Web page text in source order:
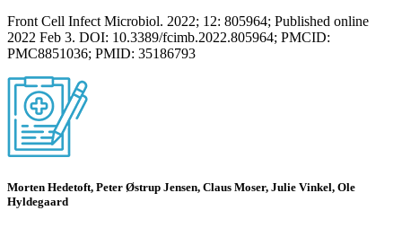
Front Cell Infect Microbiol. 2022; 12: 805964; Published online
2022 Feb 3. DOI: 10.3389/fcimb.2022.805964; PMCID:
PMC8851036; PMID: 35186793
Morten Hedetoft, Peter Østrup Jensen, Claus Moser, Julie Vinkel, Ole
Hyldegaard